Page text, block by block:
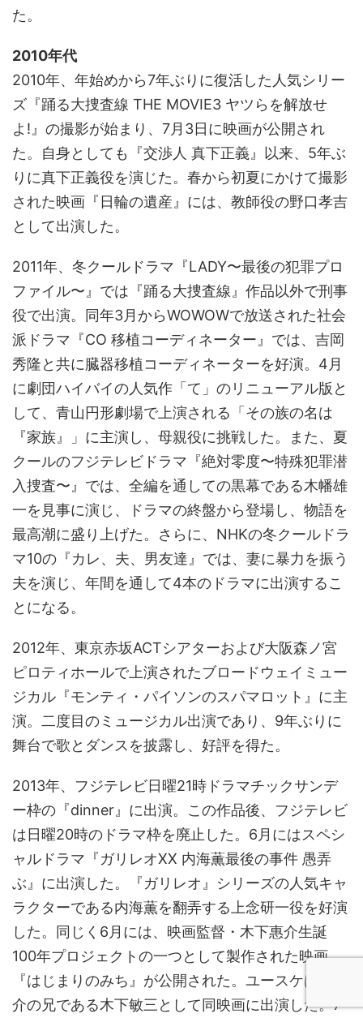
た。
2010年代
2010年、年始めから7年ぶりに復活した人気シリー
ズ『踊る大捜査線 THE MOVIE3 ヤツらを解放せ
よ!』の撮影が始まり、7月3日に映画が公開され
た。自身としても『交渉人 真下正義』以来、5年ぶ
りに真下正義役を演じた。春から初夏にかけて撮影
された映画『日輪の遺産』には、教師役の野口孝吉
として出演した。
2011年、冬クールドラマ『LADY〜最後の犯罪プロ
ファイル〜』では『踊る大捜査線』作品以外で刑事
役で出演。同年3月からWOWOWで放送された社会
派ドラマ『CO 移植コーディネーター』では、吉岡
秀隆と共に臓器移植コーディネーターを好演。4月
に劇団ハイバイの人気作「て」のリニューアル版と
して、青山円形劇場で上演される「その族の名は
『家族』」に主演し、母親役に挑戦した。また、夏
クールのフジテレビドラマ『絶対零度〜特殊犯罪潜
入捜査〜』では、全編を通しての黒幕である木幡雄
一を見事に演じ、ドラマの終盤から登場し、物語を
最高潮に盛り上げた。さらに、NHKの冬クールドラ
マ10の『カレ、夫、男友達』では、妻に暴力を振う
夫を演じ、年間を通して4本のドラマに出演するこ
とになる。
2012年、東京赤坂ACTシアターおよび大阪森ノ宮
ピロティホールで上演されたブロードウェイミュー
ジカル『モンティ・パイソンのスパマロット』に主
演。二度目のミュージカル出演であり、9年ぶりに
舞台で歌とダンスを披露し、好評を得た。
2013年、フジテレビ日曜21時ドラマチックサンデ
ー枠の『dinner』に出演。この作品後、フジテレビ
は日曜20時のドラマ枠を廃止した。6月にはスペシ
ャルドラマ『ガリレオXX 内海薫最後の事件 愚弄
ぶ』に出演した。『ガリレオ』シリーズの人気キャ
ラクターである内海薫を翻弄する上念研一役を好演
した。同じく6月には、映画監督・木下惠介生誕
100年プロジェクトの一つとして製作された映画
『はじまりのみち』が公開された。ユースケは、恵
介の兄である木下敏三として同映画に出演した。7